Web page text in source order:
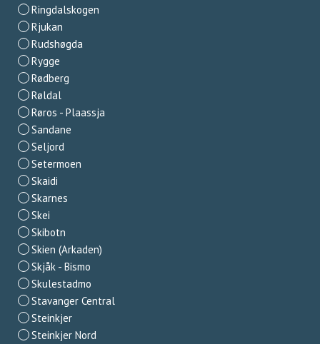
Ringdalskogen
Rjukan
Rudshøgda
Rygge
Rødberg
Røldal
Røros - Plaassja
Sandane
Seljord
Setermoen
Skaidi
Skarnes
Skei
Skibotn
Skien (Arkaden)
Skjåk - Bismo
Skulestadmo
Stavanger Central
Steinkjer
Steinkjer Nord